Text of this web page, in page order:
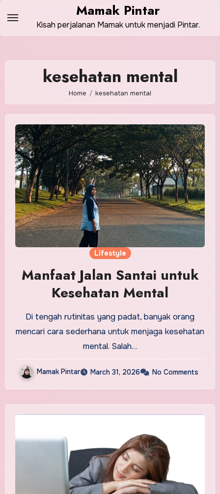
content
Mamak Pintar
Kisah perjalanan Mamak untuk menjadi Pintar.
kesehatan mental
Home kesehatan mental
Lifestyle
Manfaat Jalan Santai untuk
Kesehatan Mental
Di tengah rutinitas yang padat, banyak orang
mencari cara sederhana untuk menjaga kesehatan
mental. Salah…
Mamak Pintar March 31, 2026 No Comments